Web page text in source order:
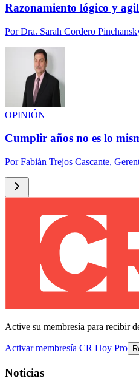
Razonamiento lógico y
PorDra. Sarah Cordero
OPINIÓN
Cumplir años no es lo
PorFabián Trejos Cascante,
Active su membresía para recibir
Activar membresía CR Hoy Pro
Noticias